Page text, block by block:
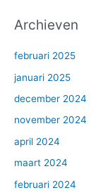
Archieven
februari 2025
januari 2025
december 2024
november 2024
april 2024
maart 2024
februari 2024